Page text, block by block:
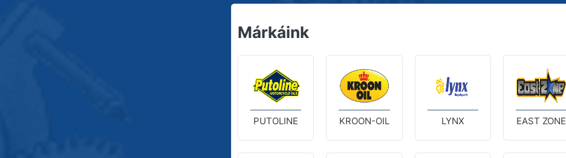
Márkáink
PUTOLINE KROON-OIL LYNX EAST ZONE